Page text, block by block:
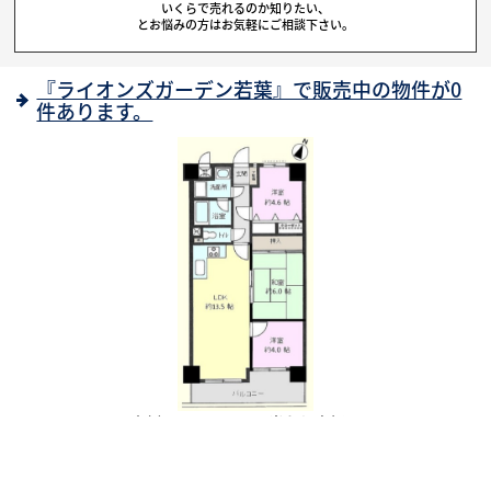
いくらで売れるのか知りたい、
とお悩みの方はお気軽にご相談下さい。
『ライオンズガーデン若葉』で販売中の物件が0
件あります。
南側バルコニー、日当たり良好！